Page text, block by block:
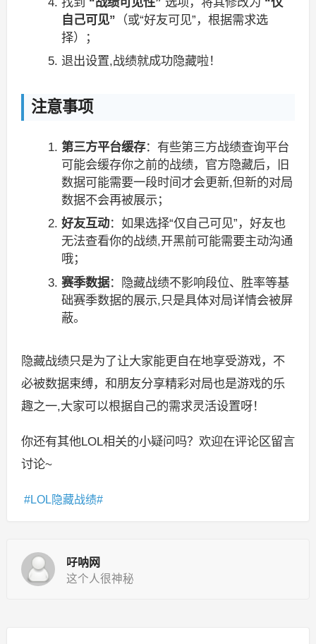
自己可见” （或“好友可见”，根据需求选
择）；
退出设置,战绩就成功隐藏啦！
注意事项
第三方平台缓存：有些第三方战绩查询平台
可能会缓存你之前的战绩，官方隐藏后，旧
数据可能需要一段时间才会更新,但新的对局
数据不会再被展示；
好友互动：如果选择“仅自己可见”，好友也
无法查看你的战绩,开黑前可能需要主动沟通
哦；
赛季数据：隐藏战绩不影响段位、胜率等基
础赛季数据的展示,只是具体对局详情会被屏
蔽。
隐藏战绩只是为了让大家能更自在地享受游戏，不
必被数据束缚，和朋友分享精彩对局也是游戏的乐
趣之一,大家可以根据自己的需求灵活设置呀！
你还有其他LOL相关的小疑问吗？欢迎在评论区留言
讨论~
LOL隐藏战绩
吇呐网
这个人很神秘